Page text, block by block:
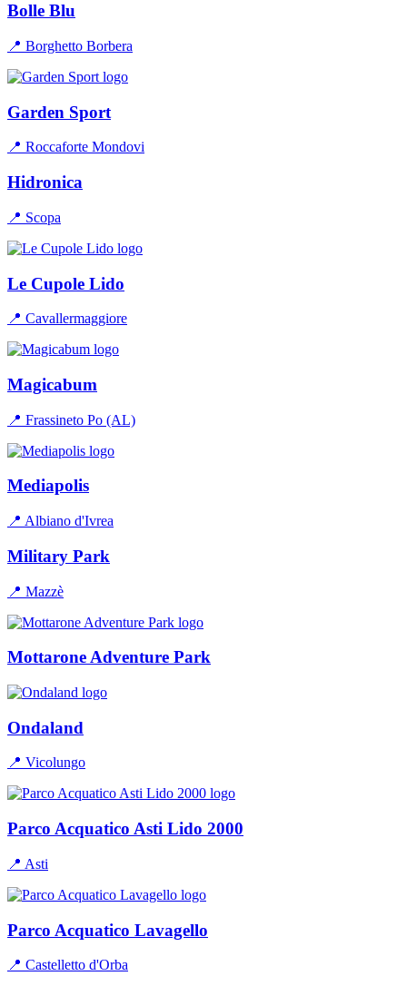
Bolle Blu
📍 Borghetto Borbera
Garden Sport
📍 Roccaforte Mondovi
Hidronica
📍 Scopa
Le Cupole Lido
📍 Cavallermaggiore
Magicabum
📍 Frassineto Po (AL)
Mediapolis
📍 Albiano d'Ivrea
Military Park
📍 Mazzè
Mottarone Adventure Park
Ondaland
📍 Vicolungo
Parco Acquatico Asti Lido 2000
📍 Asti
Parco Acquatico Lavagello
📍 Castelletto d'Orba